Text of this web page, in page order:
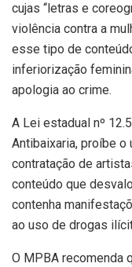
cujas “letras e
violência contra a
esse tipo de
inferiorização
apologia ao crime.
A Lei estadual nº
Antibaixaria, proíbe
contratação de
conteúdo que
contenha
ao uso de drogas
O MPBA recomenda